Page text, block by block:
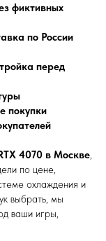
фиктивных
по России
перед
покупки
4070 в Москве,
по цене,
охлаждения и
выбрать, мы
ваши игры,